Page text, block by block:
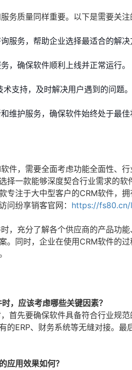
务质量同样重要。以下是需要关注
服务，帮助企业选择最适合的解决
，确保软件顺利上线并正常运行。
支持，及时解决用户遇到的问题。
维护服务，确保软件始终处于最佳
件，需要全面考虑功能全面性、
择一款能够深度契合行业需求的
专注于大中型客户的CRM软件，
问纷享销客官网： https://
，充分了解各个供应商的产品功
。同时，企业在使用CRM软件的
，应该考虑哪些关键因素？
首先要确保软件具备符合行业规
的ERP、财务系统等无缝对接。
应用效果如何？